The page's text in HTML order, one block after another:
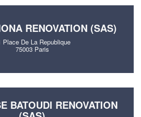
RENOVATION (SAS)
Place De La Republique
75003 Paris
BATOUDI RENOVATION